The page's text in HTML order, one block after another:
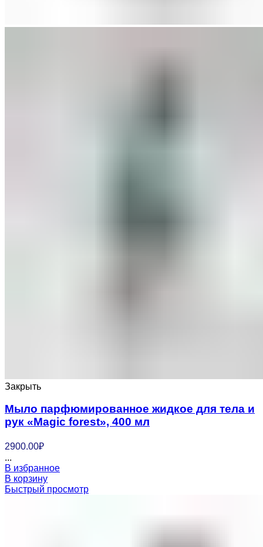
Закрыть
Мыло парфюмированное жидкое для тела и
рук «Magic forest», 400 мл
2900.00₽
...
В избранное
В корзину
Быстрый просмотр